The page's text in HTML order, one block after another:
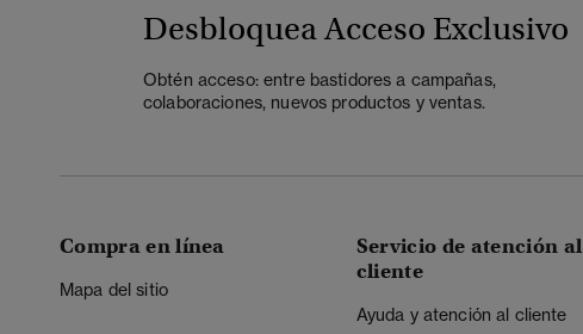
Desbloquea Acceso Exclusivo
Obtén acceso: entre bastidores a campañas,
colaboraciones, nuevos productos y ventas.
Compra en línea
Mapa del sitio
Servicio de atención al
cliente
Ayuda y atención al cliente